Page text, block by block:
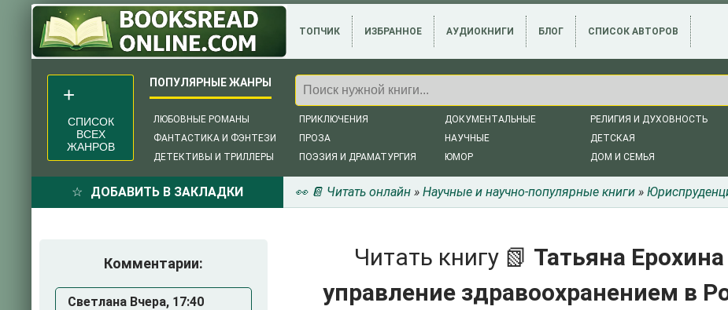
ТОПЧИК ИЗБРАННОЕ АУДИОКНИГИ БЛОГ СПИСОК АВТОРОВ
ЛЮБОВНЫЕ РОМАНЫ
ФАНТАСТИКА И ФЭНТЕЗИ
ДЕТЕКТИВЫ И ТРИЛЛЕРЫ
ПРИКЛЮЧЕНИЯ
ПРОЗА
ПОЭЗИЯ И ДРАМАТУРГИЯ
ДОКУМЕНТАЛЬНЫЕ
НАУЧНЫЕ
ЮМОР
РЕЛИГИЯ И ДУХОВНОСТЬ
ДЕТСКАЯ
ДОМ И СЕМЬЯ
СПИСОК
ВСЕХ
ЖАНРОВ
ДОБАВИТЬ В ЗАКЛАДКИ 👀 📔 Читать онлайн » Научные и научно-популярные книги »
Читать книгу 📗 Татьяна
управление здравоохранением в
Комментарии:
Светлана Вчера, 17:40